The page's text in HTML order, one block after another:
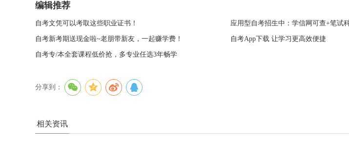
编辑推荐
自考文凭可以考取这些职业证书！ 应用型自考招生中：学信网可查+笔试
自考新考期送现金啦~老朋带新友，一起赚学费！ 自考App下载 让学习更高效便捷
自考专/本全套课程低价抢，多专业任选3年畅学
分享到：
相关资讯